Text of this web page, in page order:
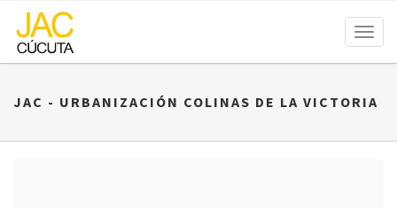
JAC - URBANIZACIÓN COLINAS DE LA VICTORIA